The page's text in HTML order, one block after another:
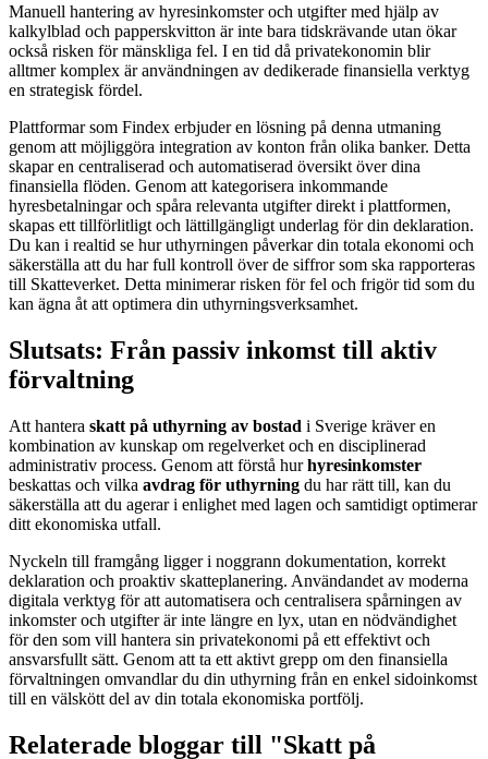
Manuell hantering av hyresinkomster och utgifter med hjälp av
kalkylblad och papperskvitton är inte bara tidskrävande utan ökar
också risken för mänskliga fel. I en tid då privatekonomin blir
alltmer komplex är användningen av dedikerade finansiella verktyg
en strategisk fördel.
Plattformar som Findex erbjuder en lösning på denna utmaning
genom att möjliggöra integration av konton från olika banker. Detta
skapar en centraliserad och automatiserad översikt över dina
finansiella flöden. Genom att kategorisera inkommande
hyresbetalningar och spåra relevanta utgifter direkt i plattformen,
skapas ett tillförlitligt och lättillgängligt underlag för din deklaration.
Du kan i realtid se hur uthyrningen påverkar din totala ekonomi och
säkerställa att du har full kontroll över de siffror som ska rapporteras
till Skatteverket. Detta minimerar risken för fel och frigör tid som du
kan ägna åt att optimera din uthyrningsverksamhet.
Slutsats: Från passiv inkomst till aktiv
förvaltning
Att hantera skatt på uthyrning av bostad i Sverige kräver en
kombination av kunskap om regelverket och en disciplinerad
administrativ process. Genom att förstå hurhyresinkomster
beskattas och vilka avdrag för uthyrning du har rätt till, kan du
säkerställa att du agerar i enlighet med lagen och samtidigt optimerar
ditt ekonomiska utfall.
Nyckeln till framgång ligger i noggrann dokumentation, korrekt
deklaration och proaktiv skatteplanering. Användandet av moderna
digitala verktyg för att automatisera och centralisera spårningen av
inkomster och utgifter är inte längre en lyx, utan en nödvändighet
för den som vill hantera sin privatekonomi på ett effektivt och
ansvarsfullt sätt. Genom att ta ett aktivt grepp om den finansiella
förvaltningen omvandlar du din uthyrning från en enkel sidoinkomst
till en välskött del av din totala ekonomiska portfölj.
Relaterade bloggar till "Skatt på